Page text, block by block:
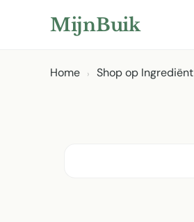
hoofdinhoud
Naar zoeken
Naar hoofdnavigatie
MijnBuik
Home Shop op Ingrediënt